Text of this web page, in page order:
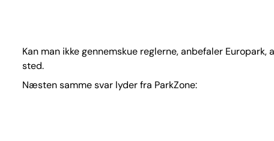
Kan man ikke gennemskue reglerne, anbefaler
sted.
Næsten samme svar lyder fra ParkZone: